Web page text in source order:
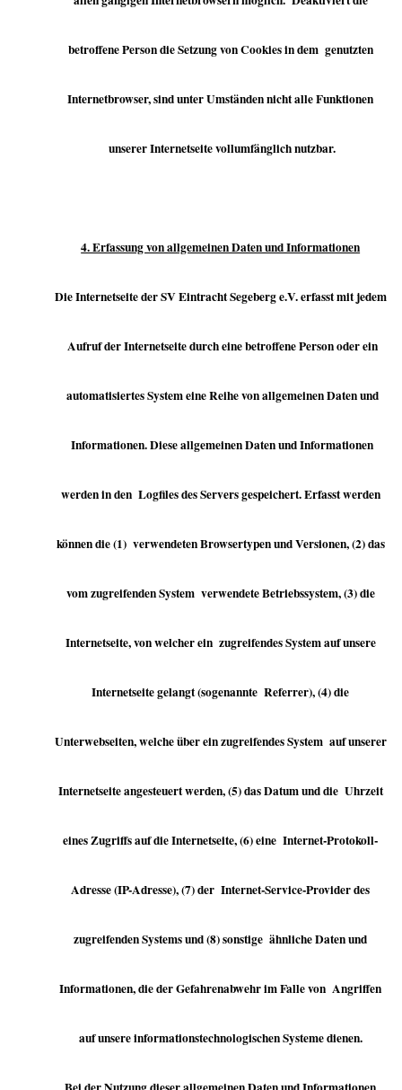
betroffene Person die Setzung von Cookies in dem genutzten
Internetbrowser, sind unter Umständen nicht alle Funktionen
unserer Internetseite vollumfänglich nutzbar.
4. Erfassung von allgemeinen Daten und Informationen
Die Internetseite der SV Eintracht Segeberg e.V. erfasst mit jedem
Aufruf der Internetseite durch eine betroffene Person oder ein
automatisiertes System eine Reihe von allgemeinen Daten und
Informationen. Diese allgemeinen Daten und Informationen
werden in den Logfiles des Servers gespeichert. Erfasst werden
können die (1) verwendeten Browsertypen und Versionen, (2) das
vom zugreifenden System verwendete Betriebssystem, (3) die
Internetseite, von welcher ein zugreifendes System auf unsere
Internetseite gelangt (sogenannte Referrer), (4) die
Unterwebseiten, welche über ein zugreifendes System auf unserer
Internetseite angesteuert werden, (5) das Datum und die Uhrzeit
eines Zugriffs auf die Internetseite, (6) eine Internet-Protokoll-
Adresse (IP-Adresse), (7) der Internet-Service-Provider des
zugreifenden Systems und (8) sonstige ähnliche Daten und
Informationen, die der Gefahrenabwehr im Falle von Angriffen
auf unsere informationstechnologischen Systeme dienen.